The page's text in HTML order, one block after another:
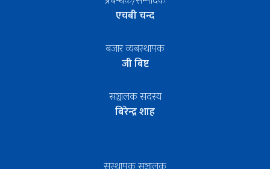
एचबी चन्द
बजार व्यबस्थापक
जी बिष्ट
सञ्चालक सदस्य
बिरेन्द्र शाह